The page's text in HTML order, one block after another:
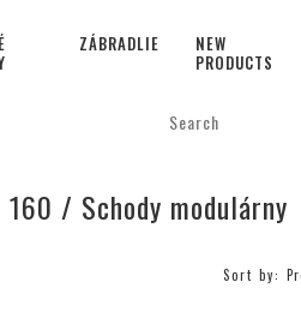
ZÁBRADLIE
NEW
PRODUCTS
/ Schody modulárny
Sort by: